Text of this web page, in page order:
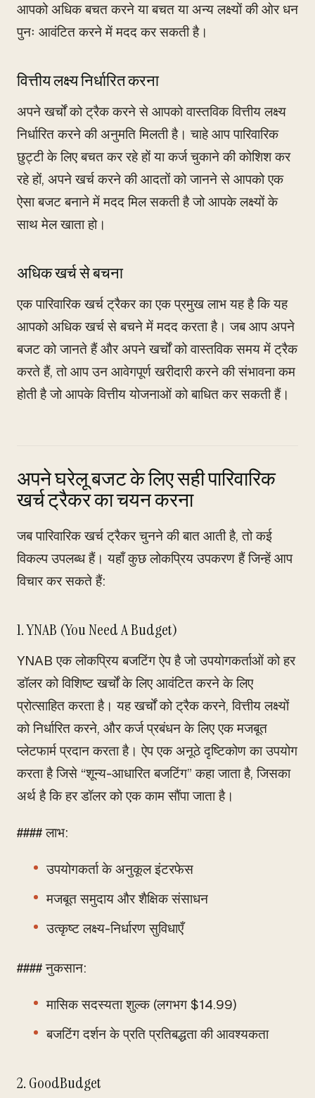
आपको अधिक बचत करने या बचत या अन्य लक्ष्यों की ओर धन
पुनः आवंटित करने में मदद कर सकती है।
वित्तीय लक्ष्य निर्धारित करना
अपने खर्चों को ट्रैक करने से आपको वास्तविक वित्तीय लक्ष्य
निर्धारित करने की अनुमति मिलती है। चाहे आप पारिवारिक
छुट्टी के लिए बचत कर रहे हों या कर्ज चुकाने की कोशिश कर
रहे हों, अपने खर्च करने की आदतों को जानने से आपको एक
ऐसा बजट बनाने में मदद मिल सकती है जो आपके लक्ष्यों के
साथ मेल खाता हो।
अधिक खर्च से बचना
एक पारिवारिक खर्च ट्रैकर का एक प्रमुख लाभ यह है कि यह
आपको अधिक खर्च से बचने में मदद करता है। जब आप अपने
बजट को जानते हैं और अपने खर्चों को वास्तविक समय में ट्रैक
करते हैं, तो आप उन आवेगपूर्ण खरीदारी करने की संभावना कम
होती है जो आपके वित्तीय योजनाओं को बाधित कर सकती हैं।
अपने घरेलू बजट के लिए सही पारिवारिक
खर्च ट्रैकर का चयन करना
जब पारिवारिक खर्च ट्रैकर चुनने की बात आती है, तो कई
विकल्प उपलब्ध हैं। यहाँ कुछ लोकप्रिय उपकरण हैं जिन्हें आप
विचार कर सकते हैं:
1. YNAB (You Need A Budget)
YNAB एक लोकप्रिय बजटिंग ऐप है जो उपयोगकर्ताओं को हर
डॉलर को विशिष्ट खर्चों के लिए आवंटित करने के लिए
प्रोत्साहित करता है। यह खर्चों को ट्रैक करने, वित्तीय लक्ष्यों
को निर्धारित करने, और कर्ज प्रबंधन के लिए एक मजबूत
प्लेटफार्म प्रदान करता है। ऐप एक अनूठे दृष्टिकोण का उपयोग
करता है जिसे “शून्य-आधारित बजटिंग” कहा जाता है, जिसका
अर्थ है कि हर डॉलर को एक काम सौंपा जाता है।
#### लाभ:
उपयोगकर्ता के अनुकूल इंटरफेस
मजबूत समुदाय और शैक्षिक संसाधन
उत्कृष्ट लक्ष्य-निर्धारण सुविधाएँ
#### नुकसान:
मासिक सदस्यता शुल्क (लगभग $14.99)
बजटिंग दर्शन के प्रति प्रतिबद्धता की आवश्यकता
2. GoodBudget